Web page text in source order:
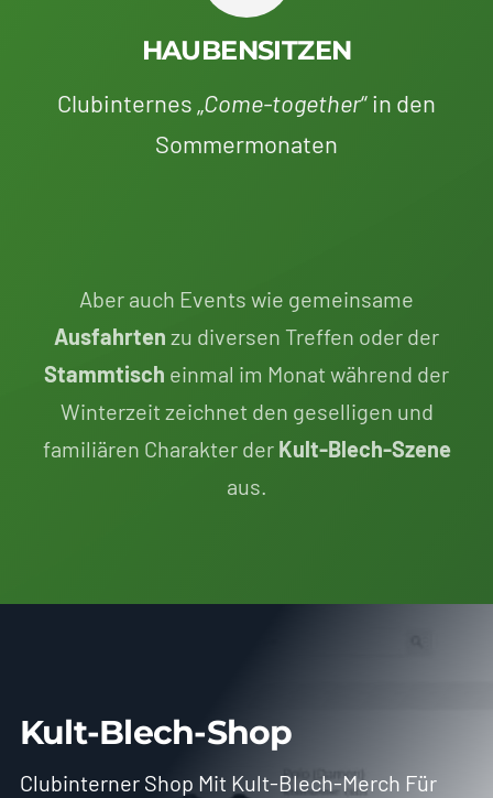
HAUBENSITZEN
Clubinternes „ Come-together“ in den
Sommermonaten
Aber auch Events wie gemeinsame
Ausfahrten zu diversen Treffen oder der
Stammtisch einmal im Monat während der
Winterzeit zeichnet den geselligen und
familiären Charakter der Kult-Blech-Szene
aus.
Kult-Blech-Shop
Clubinterner Shop Mit Kult-Blech-Merch Für